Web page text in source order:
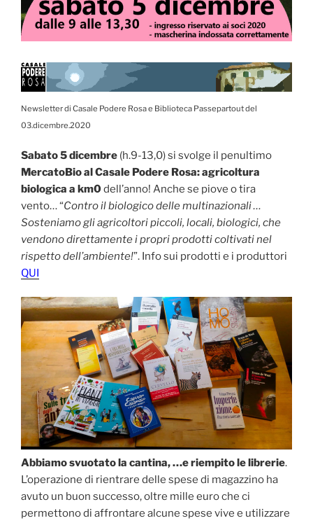
Newsletter di Casale Podere Rosa e Biblioteca Passepartout del
03.dicembre.2020
Sabato 5 dicembre (h.9-13,0) si svolge il penultimo
MercatoBio al Casale Podere Rosa: agricoltura
biologica a km0dell’anno! Anche se piove o tira
vento… “Contro il biologico delle multinazionali …
Sosteniamo gli agricoltori piccoli, locali, biologici, che
vendono direttamente i propri prodotti coltivati nel
rispetto dell’ambiente!”. Info sui prodotti e i produttori
QUI
Abbiamo svuotato la cantina, …e riempito le librerie.
L’operazione di rientrare delle spese di magazzino ha
avuto un buon successo, oltre mille euro che ci
permettono di affrontare alcune spese vive e utilizzare